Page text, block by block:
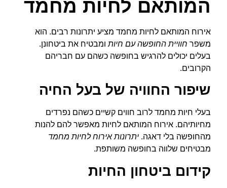
המותאם לחיות מחמד
אירוח המותאם לחיות מחמד מציע יתרונות רבים. הוא
משפר חוויית החופשה עם חיות ומבטיח את ביטחונן.
בעלים יכולים להרגיש בחופשה כשהם עם חבריהם
הקרובים.
שיפור החוויה של בעל החיה
בעלי חיות מחמד לרוב חווים קשיים כשהם נפרדים
מחיותיהם. אירוח המותאם לחיות מאפשר להם להנות
מהחופשה בלי דאגה. יתרונות אירוח לחיות מחמד
מבטיחים שלווה בחופשה משותפת.
קידום ביטחון החיות